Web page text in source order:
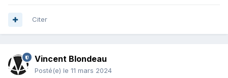
Citer
Vincent Blondeau
Posté(e) le 11 mars 2024